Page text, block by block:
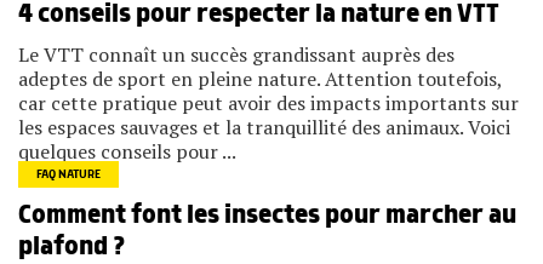
4 conseils pour respecter la nature en VTT
Le VTT connaît un succès grandissant auprès des
adeptes de sport en pleine nature. Attention toutefois,
car cette pratique peut avoir des impacts importants sur
les espaces sauvages et la tranquillité des animaux. Voici
quelques conseils pour ...
FAQ NATURE
Comment font les insectes pour marcher au
plafond ?